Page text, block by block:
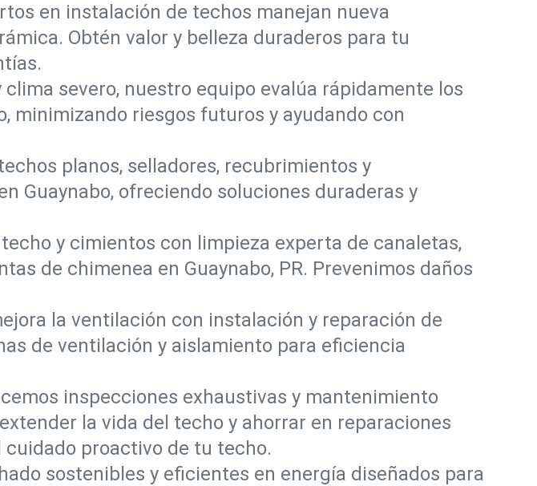
en instalación de techos manejan nueva
Obtén valor y belleza duraderos para tu
clima severo, nuestro equipo evalúa rápidamente los
minimizando riesgos futuros y ayudando con
planos, selladores, recubrimientos y
Guaynabo, ofreciendo soluciones duraderas y
y cimientos con limpieza experta de canaletas,
de chimenea en Guaynabo, PR. Prevenimos daños
la ventilación con instalación y reparación de
de ventilación y aislamiento para eficiencia
inspecciones exhaustivas y mantenimiento
la vida del techo y ahorrar en reparaciones
proactivo de tu techo.
sostenibles y eficientes en energía diseñados para